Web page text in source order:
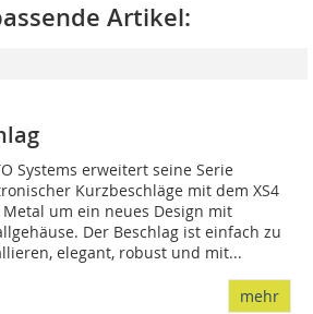
Artikel:
Systems erweitert seine Serie
Kurzbeschläge mit dem XS4
um ein neues Design mit
Der Beschlag ist einfach zu
elegant, robust und mit...
mehr